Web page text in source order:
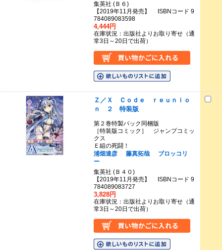
集英社 (Ｂ６)
【2019年11月発売】 ISBNコード 9
784089083598
4,444円
在庫状況：出版社よりお取り寄せ（通
常3日～20日で出荷）
Ｚ／Ｘ Ｃｏｄｅ ｒｅｕｎｉｏ
ｎ ２ 特装版
第２巻特製パック同梱版
［特装版コミック］ ジャンプコミッ
クス
Ｅ組の死闘！
浦畑達彦
藤真拓哉
ブロッコリ
ー
集英社 (Ｂ４０)
【2019年11月発売】 ISBNコード 9
784089083727
3,828円
在庫状況：出版社よりお取り寄せ（通
常3日～20日で出荷）